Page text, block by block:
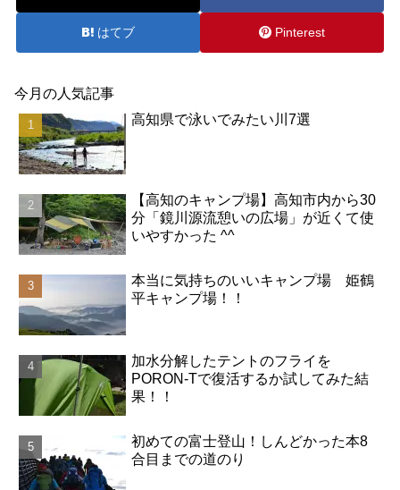
はてブ Pinterest
今月の人気記事
高知県で泳いでみたい川7選
【高知のキャンプ場】高知市内から30
分「鏡川源流憩いの広場」が近くて使
いやすかった ^^
本当に気持ちのいいキャンプ場 姫鶴
平キャンプ場！！
加水分解したテントのフライを
PORON-Tで復活するか試してみた結
果！！
初めての富士登山！しんどかった本8
合目までの道のり